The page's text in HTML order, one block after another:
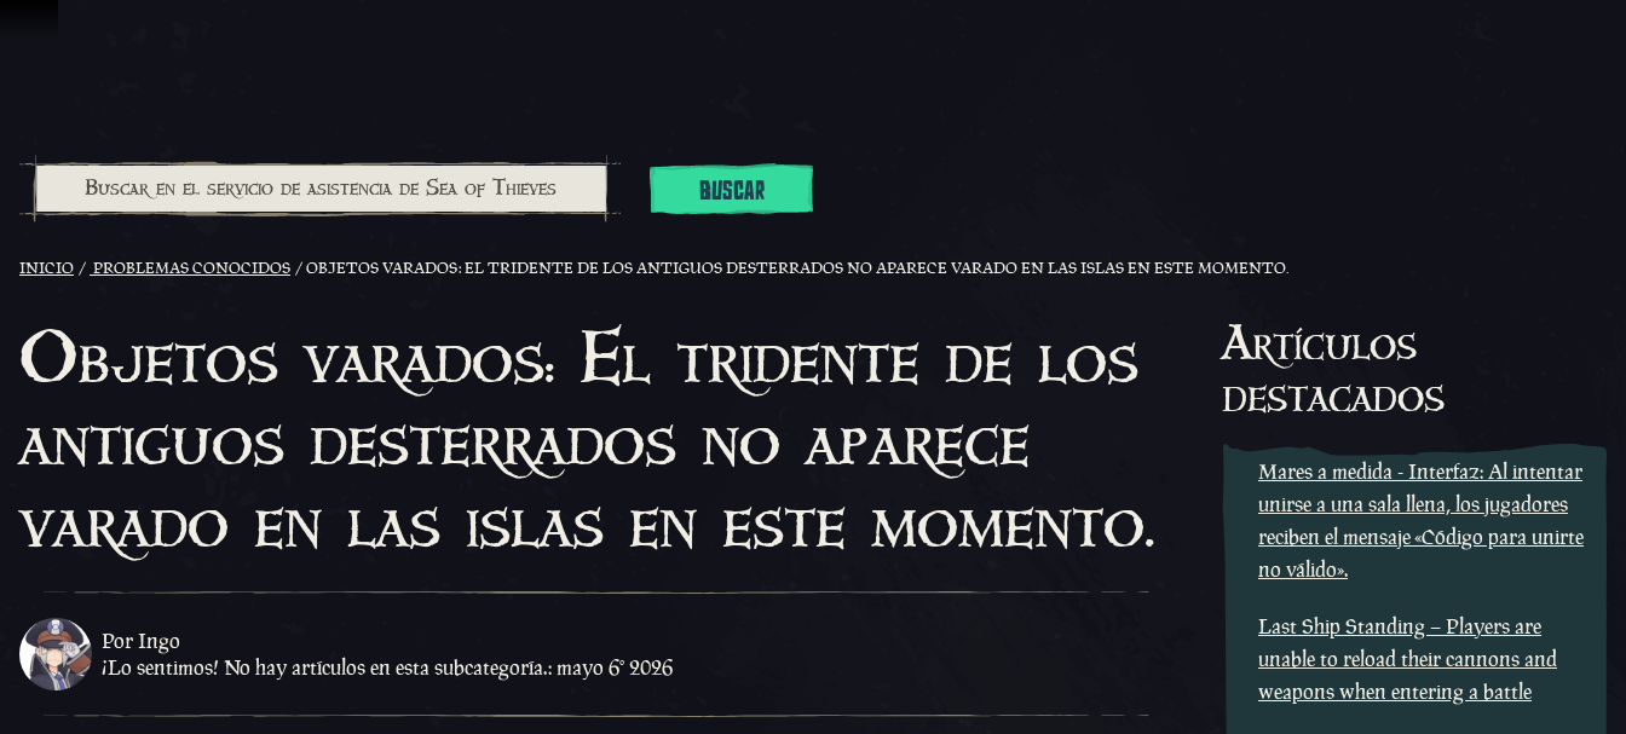
BUSCAR
INICIO PROBLEMAS CONOCIDOS OBJETOS VARADOS: EL TRIDENTE DE LOS ANTIGUOS DESTERRADOS NO APARECE VARADO EN LAS ISLAS EN ESTE MOMENTO.
Objetos varados: El tridente de los
antiguos desterrados no aparece
varado en las islas en este momento.
Por Ingo
¡Lo sentimos! No hay artículos en esta subcategoría.: mayo 6º 2026
Artículos
destacados
Mares a medida - Interfaz: Al intentar
unirse a una sala llena, los jugadores
reciben el mensaje «Código para unirte
no válido».
Last Ship Standing – Players are
unable to reload their cannons and
weapons when entering a battle